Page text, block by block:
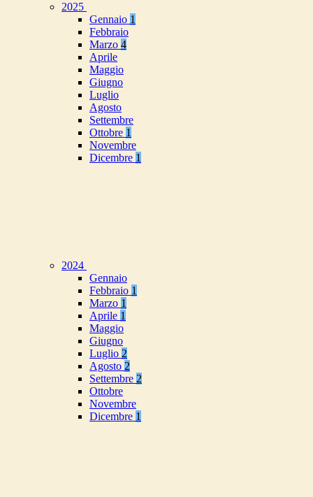
2025
Gennaio 1
Febbraio
Marzo 4
Aprile
Maggio
Giugno
Luglio
Agosto
Settembre
Ottobre 1
Novembre
Dicembre 1
2024
Gennaio
Febbraio 1
Marzo 1
Aprile 1
Maggio
Giugno
Luglio 2
Agosto 2
Settembre 2
Ottobre
Novembre
Dicembre 1